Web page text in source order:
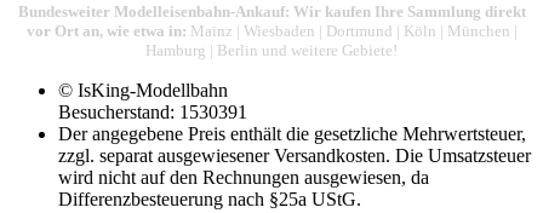
Bundesweiter Modelleisenbahn-Ankauf: Wir kaufen Ihre Sammlung direkt
vor Ort an, wie etwa in: Mainz | Wiesbaden | Dortmund | Köln | München |
Hamburg | Berlin und weitere Gebiete!
© IsKing-Modellbahn
Besucherstand: 1530391
Der angegebene Preis enthält die gesetzliche Mehrwertsteuer,
zzgl. separat ausgewiesener Versandkosten. Die Umsatzsteuer
wird nicht auf den Rechnungen ausgewiesen, da
Differenzbesteuerung nach §25a UStG.